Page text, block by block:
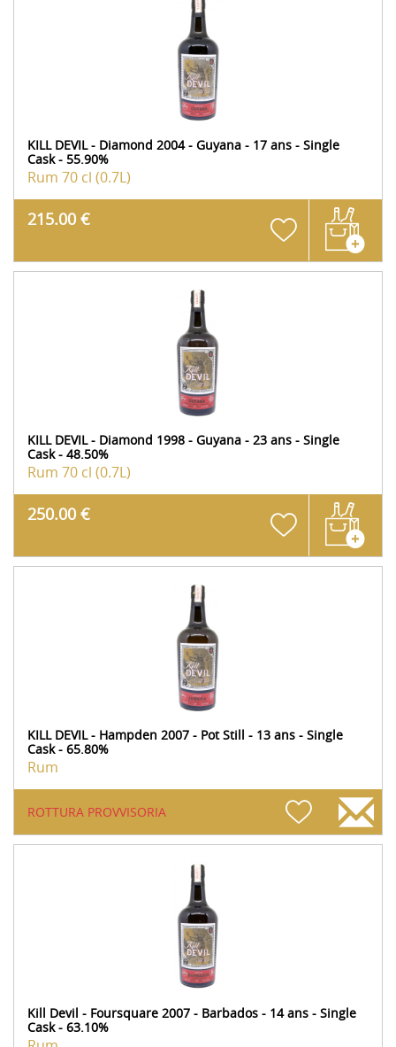
KILL DEVIL - Diamond 2004 - Guyana - 17 ans - Single
Cask - 55.90%
Rum 70 cl (0.7L)
215.00 €
KILL DEVIL - Diamond 1998 - Guyana - 23 ans - Single
Cask - 48.50%
Rum 70 cl (0.7L)
250.00 €
KILL DEVIL - Hampden 2007 - Pot Still - 13 ans - Single
Cask - 65.80%
Rum
ROTTURA PROVVISORIA
Kill Devil - Foursquare 2007 - Barbados - 14 ans - Single
Cask - 63.10%